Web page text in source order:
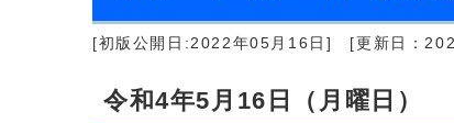
[初版公開日:2022年05月16日] [更新日：
令和4年5月16日（月曜日）